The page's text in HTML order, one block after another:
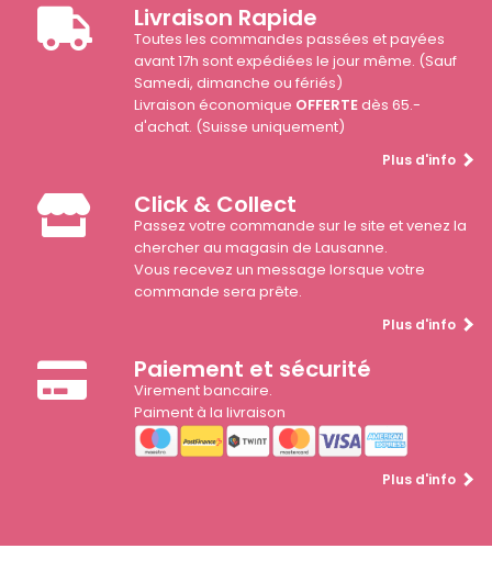
Livraison Rapide
Toutes les commandes passées et payées
avant 17h sont expédiées le jour même. (Sauf
Samedi, dimanche ou fériés)
Livraison économique OFFERTEdès 65.-
d'achat. (Suisse uniquement)
Plus d'info
Click & Collect
Passez votre commande sur le site et venez la
chercher au magasin de Lausanne.
Vous recevez un message lorsque votre
commande sera prête.
Plus d'info
Paiement et sécurité
Virement bancaire.
Paiment à la livraison
Plus d'info